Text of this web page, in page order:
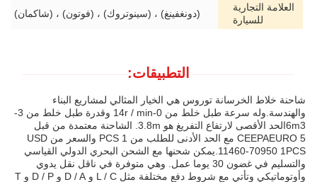
العلامة التجارية
للسيارة
(دونغفينغ) ، (سينوتروك) ، (فوتون) ، (شاكمان)
التطبيقات:
شاحنة خلاط الخرسانة توروس هي الخيار المثالي لمشاريع البناء
والهندسة.وله سرعة طبل خلط من 0-14r / min وقدرة طبل خلط من 3-
6m3الحد الأقصى لارتفاع التفريغ هو 3.8m. الشاحنة معتمدة من قبل
CEEPAEURO 5 مع الحد الأدنى للطلب من 1 PCS والسعر من USD
11460-70950 1PCS.يمكن شحنها مع الشحن البحري الدولي القياسي
والتسليم في غضون 30 يوما عمل. وهي متوفرة في ناقل نقل يدوي
وأوتوماتيكي وتأتي مع شروط دفع مختلفة مثل L / C و D / A و D / P و T